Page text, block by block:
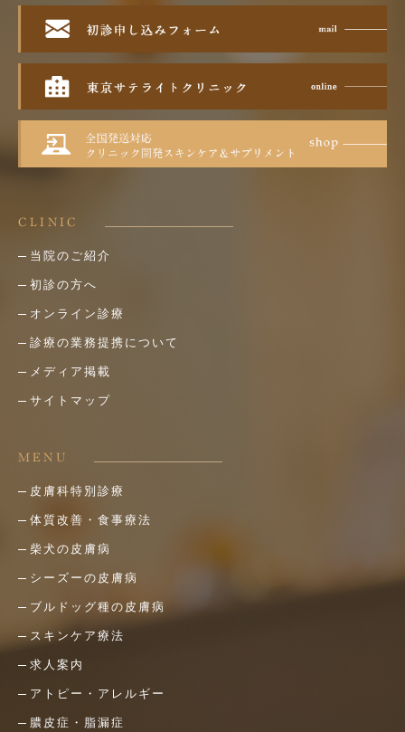
CLINIC
当院のご紹介
初診の方へ
オンライン診療
診療の業務提携について
メディア掲載
サイトマップ
MENU
皮膚科特別診療
体質改善・食事療法
柴犬の皮膚病
シーズーの皮膚病
ブルドッグ種の皮膚病
スキンケア療法
求人案内
アトピー・アレルギー
膿皮症・脂漏症